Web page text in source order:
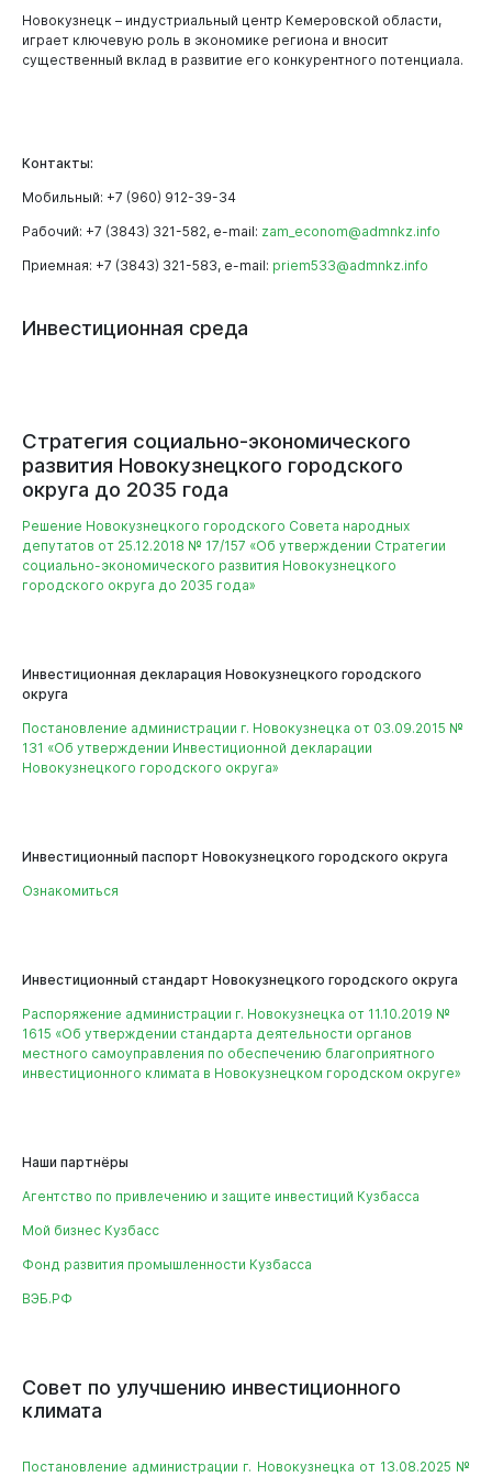
Горожанам
Бизнесу
Новокузнецк – индустриальный центр Кемеровской области,
играет ключевую роль в экономике региона и вносит
существенный вклад в развитие его конкурентного потенциала.
Контакты:
Мобильный: +7 (960) 912-39-34
Рабочий: +7 (3843) 321-582, e-mail: zam_econom@admnkz.info
Приемная: +7 (3843) 321-583, e-mail: priem533@admnkz.info
Инвестиционная среда
Стратегия социально-экономического
развития Новокузнецкого городского
округа до 2035 года
Решение Новокузнецкого городского Совета народных
депутатов от 25.12.2018 № 17/157 «Об утверждении Стратегии
социально-экономического развития Новокузнецкого
городского округа до 2035 года»
Инвестиционная декларация Новокузнецкого городского
округа
Постановление администрации г. Новокузнецка от 03.09.2015 №
131 «Об утверждении Инвестиционной декларации
Новокузнецкого городского округа»
Инвестиционный паспорт Новокузнецкого городского округа
Ознакомиться
Инвестиционный стандарт Новокузнецкого городского округа
Распоряжение администрации г. Новокузнецка от 11.10.2019 №
1615 «Об утверждении стандарта деятельности органов
местного самоуправления по обеспечению благоприятного
инвестиционного климата в Новокузнецком городском округе»
Наши партнёры
Агентство по привлечению и защите инвестиций Кузбасса
Мой бизнес Кузбасс
Фонд развития промышленности Кузбасса
ВЭБ.РФ
Совет по улучшению инвестиционного
климата
Постановление администрации г. Новокузнецка от 13.08.2025 №